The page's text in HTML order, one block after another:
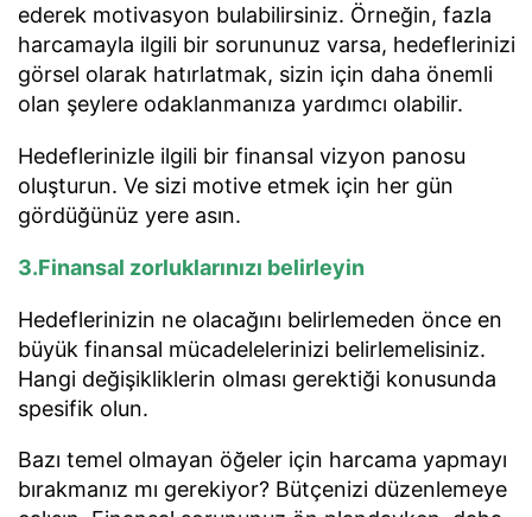
ederek motivasyon bulabilirsiniz. Örneğin, fazla
harcamayla ilgili bir sorununuz varsa, hedeflerinizi
görsel olarak hatırlatmak, sizin için daha önemli
olan şeylere odaklanmanıza yardımcı olabilir.
Hedeflerinizle ilgili bir finansal vizyon panosu
oluşturun. Ve sizi motive etmek için her gün
gördüğünüz yere asın.
3.Finansal zorluklarınızı belirleyin
Hedeflerinizin ne olacağını belirlemeden önce en
büyük finansal mücadelelerinizi belirlemelisiniz.
Hangi değişikliklerin olması gerektiği konusunda
spesifik olun.
Bazı temel olmayan öğeler için harcama yapmayı
bırakmanız mı gerekiyor? Bütçenizi düzenlemeye